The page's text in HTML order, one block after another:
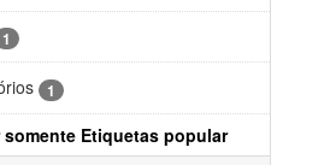
1
1
somente Etiquetas popular